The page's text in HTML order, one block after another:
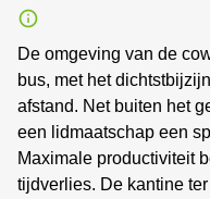
De omgeving van de
bus, met het
afstand. Net buiten het
een lidmaatschap een
Maximale productiviteit
tijdverlies. De kantine